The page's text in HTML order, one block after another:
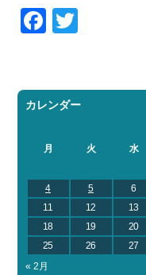
Facebook
カレンダー
月
火 水
4
5 6
11
12 13
18
19 20
25
26 27
« 2月